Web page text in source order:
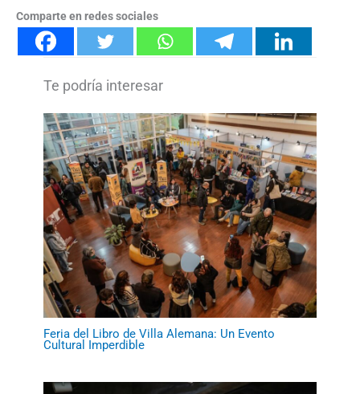
Comparte en redes sociales
Feria del Libro de Villa Alemana: Un Evento
Cultural Imperdible